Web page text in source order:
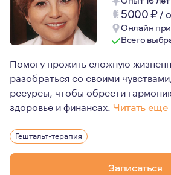
5000₽/
Онлайн
Всего
Помогу прожить сложную
разобраться со своими
ресурсы, чтобы обрести
здоровье и финансах. Читать еще
Я психолог, рекомендованный
Я поддерживающий, «мягкий»,
Помимо длительной
Гештальт-терапия
Записаться